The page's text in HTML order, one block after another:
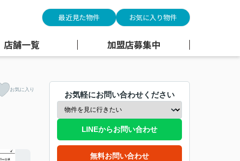
最近見た物件 お気に入り物件
店舗一覧 加盟店募集中
お気に入り
お気軽にお問い合わせください
LINEからお問い合わせ
無料お問い合わせ